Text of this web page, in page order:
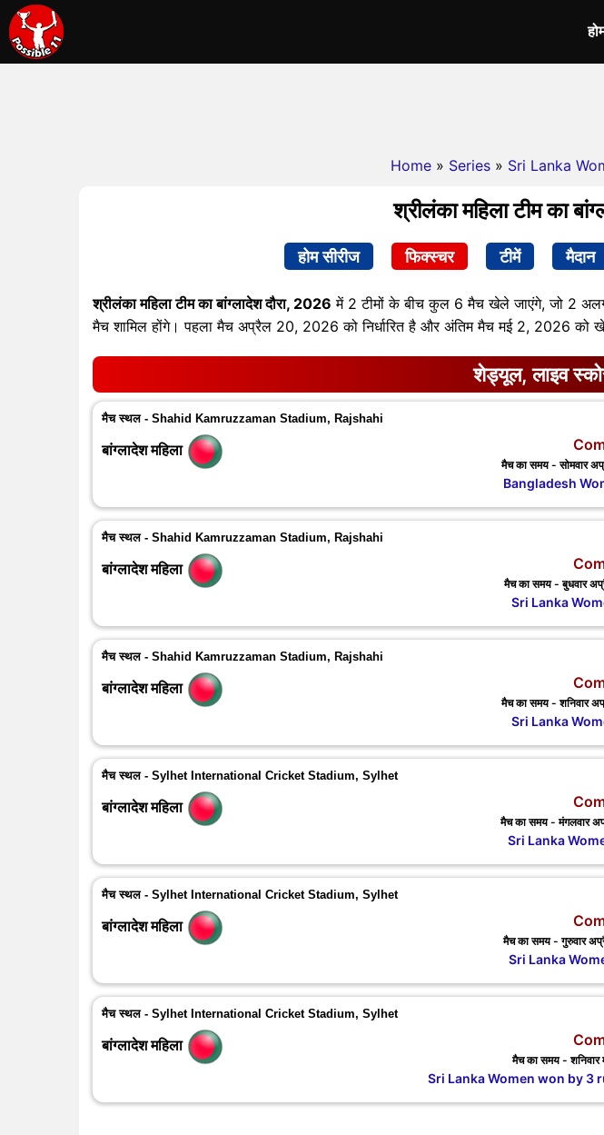
Home » Series » Sri Lanka
श्रीलंका महिला टीम का
होम सीरीज फिक्स्चर टीमें मैदान
श्रीलंका महिला टीम का बांग्लादेश दौरा, 2026 में 2 टीमों के बीच कुल 6 मैच खेले जाएंगे, जो 2
मैच शामिल होंगे। पहला मैच अप्रैल 20, 2026 को निर्धारित है और अंतिम मैच मई 2, 2026 को
शेड्यूल, लाइव
मैच स्थल - Shahid Kamruzzaman Stadium, Rajshahi
बांग्लादेश महिला
मैच का समय - सोमवार
Bangladesh
मैच स्थल - Shahid Kamruzzaman Stadium, Rajshahi
बांग्लादेश महिला
मैच का समय - बुधवार
Sri Lanka
मैच स्थल - Shahid Kamruzzaman Stadium, Rajshahi
बांग्लादेश महिला
मैच का समय - शनिवार
Sri Lanka
मैच स्थल - Sylhet International Cricket Stadium, Sylhet
बांग्लादेश महिला
मैच का समय - मंगलवार
Sri Lanka
मैच स्थल - Sylhet International Cricket Stadium, Sylhet
बांग्लादेश महिला
मैच का समय - गुरुवार
Sri Lanka
मैच स्थल - Sylhet International Cricket Stadium, Sylhet
बांग्लादेश महिला
मैच का समय -
Sri Lanka Women won by 3